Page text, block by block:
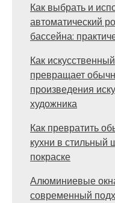
Как выбрать и
автоматический
бассейна:
Как
превращает
произведения
художника
Как превратить
кухни в стильный
покраске
Алюминиевые
современный